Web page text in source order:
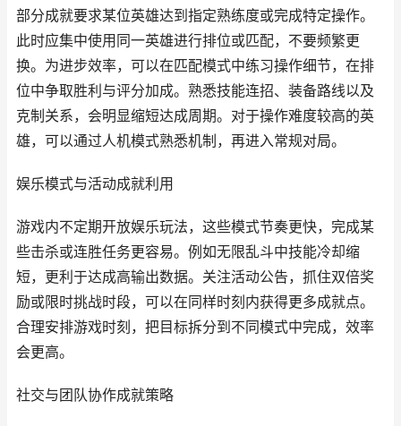
部分成就要求某位英雄达到指定熟练度或完成特定操作。
此时应集中使用同一英雄进行排位或匹配，不要频繁更
换。为进步效率，可以在匹配模式中练习操作细节，在排
位中争取胜利与评分加成。熟悉技能连招、装备路线以及
克制关系，会明显缩短达成周期。对于操作难度较高的英
雄，可以通过人机模式熟悉机制，再进入常规对局。
娱乐模式与活动成就利用
游戏内不定期开放娱乐玩法，这些模式节奏更快，完成某
些击杀或连胜任务更容易。例如无限乱斗中技能冷却缩
短，更利于达成高输出数据。关注活动公告，抓住双倍奖
励或限时挑战时段，可以在同样时刻内获得更多成就点。
合理安排游戏时刻，把目标拆分到不同模式中完成，效率
会更高。
社交与团队协作成就策略